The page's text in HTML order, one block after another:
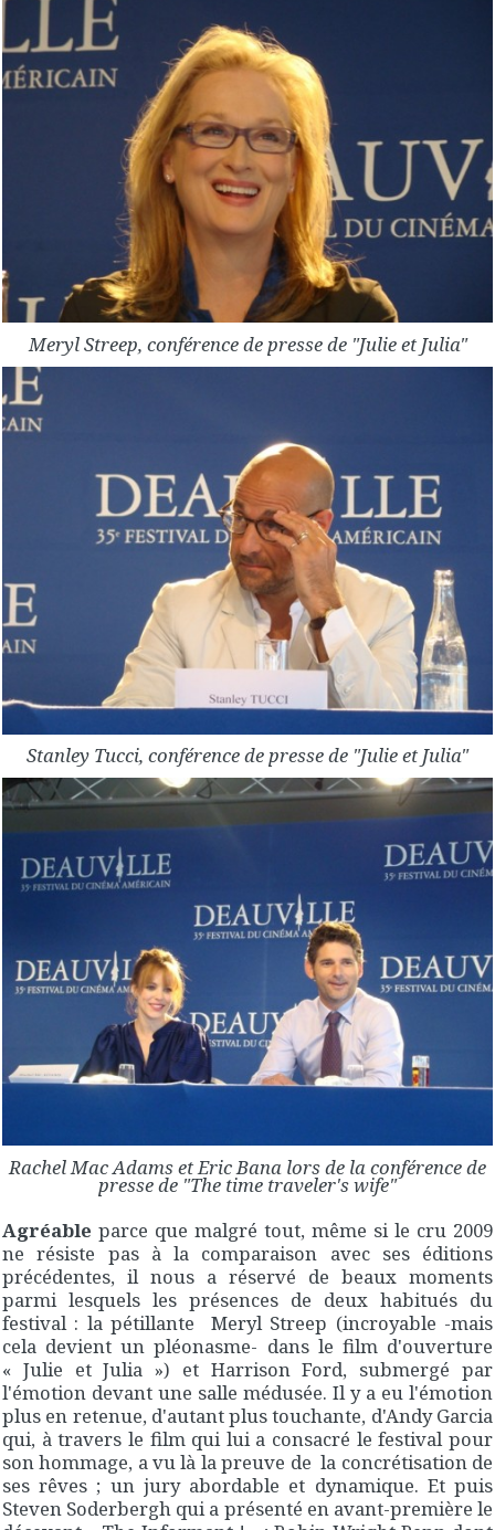
Meryl Streep, conférence de presse de "Julie et Julia"
Stanley Tucci, conférence de presse de "Julie et Julia"
Rachel Mac Adams et Eric Bana lors de la conférence de
presse de "The time traveler's wife"
Agréable parce que malgré tout, même si le cru 2009
ne résiste pas à la comparaison avec ses éditions
précédentes, il nous a réservé de beaux moments
parmi lesquels les présences de deux habitués du
festival : la pétillante Meryl Streep (incroyable -mais
cela devient un pléonasme- dans le film d'ouverture
« Julie et Julia ») et Harrison Ford, submergé par
l'émotion devant une salle médusée. Il y a eu l'émotion
plus en retenue, d'autant plus touchante, d'Andy Garcia
qui, à travers le film qui lui a consacré le festival pour
son hommage, a vu là la preuve de la concrétisation de
ses rêves ; un jury abordable et dynamique. Et puis
Steven Soderbergh qui a présenté en avant-première le